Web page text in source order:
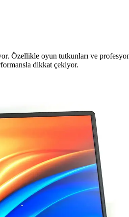
Özellikle oyun tutkunları ve
dikkat çekiyor.
Çözümü
çözüm sunar. Uzun ömürlü ve estetik
Bilgi
ve verimli sistemler oluşturmanın
ağları için ideal, ancak hız ve